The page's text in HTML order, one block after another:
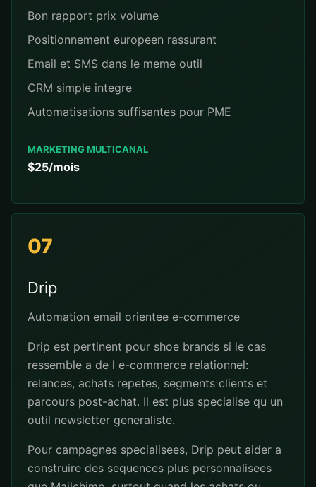
Bon rapport prix volume
Positionnement europeen rassurant
Email et SMS dans le meme outil
CRM simple integre
Automatisations suffisantes pour PME
MARKETING MULTICANAL
$25/mois
07
Drip
Automation email orientee e-commerce
Drip est pertinent pour shoe brands si le cas
ressemble a de l e-commerce relationnel:
relances, achats repetes, segments clients et
parcours post-achat. Il est plus specialise qu un
outil newsletter generaliste.
Pour campagnes specialisees, Drip peut aider a
construire des sequences plus personnalisees